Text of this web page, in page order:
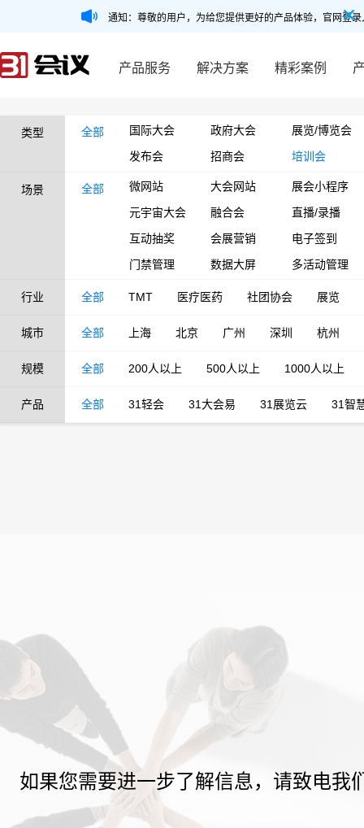
通知：尊敬的用户，为给您提供更好的产品体验，官网登
产品服务 解决方案 精彩案例
类型 全部 国际大会 政府大会
展览/博览会
发布会
招商会 培训会
场景 全部 微网站 大会网站
展会小程序
元宇宙大会
融合会
直播/录播
互动抽奖
会展营销
电子签到
门禁管理
数据大屏 多活动管理
行业 全部 TMT 医疗医药 社团协会 展览
城市 全部 上海 北京 广州 深圳 杭州
规模 全部 200人以上 500人以上 1000人以上
产品 全部 31轻会 31大会易 31展览云 31智
如果您需要进一步了解信息，请致电我